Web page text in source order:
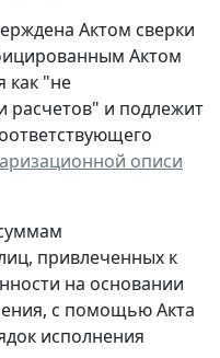
Актом сверки
Актом
как "не
расчетов" и подлежит
описи
привлеченных к
на основании
с помощью Акта
исполнения